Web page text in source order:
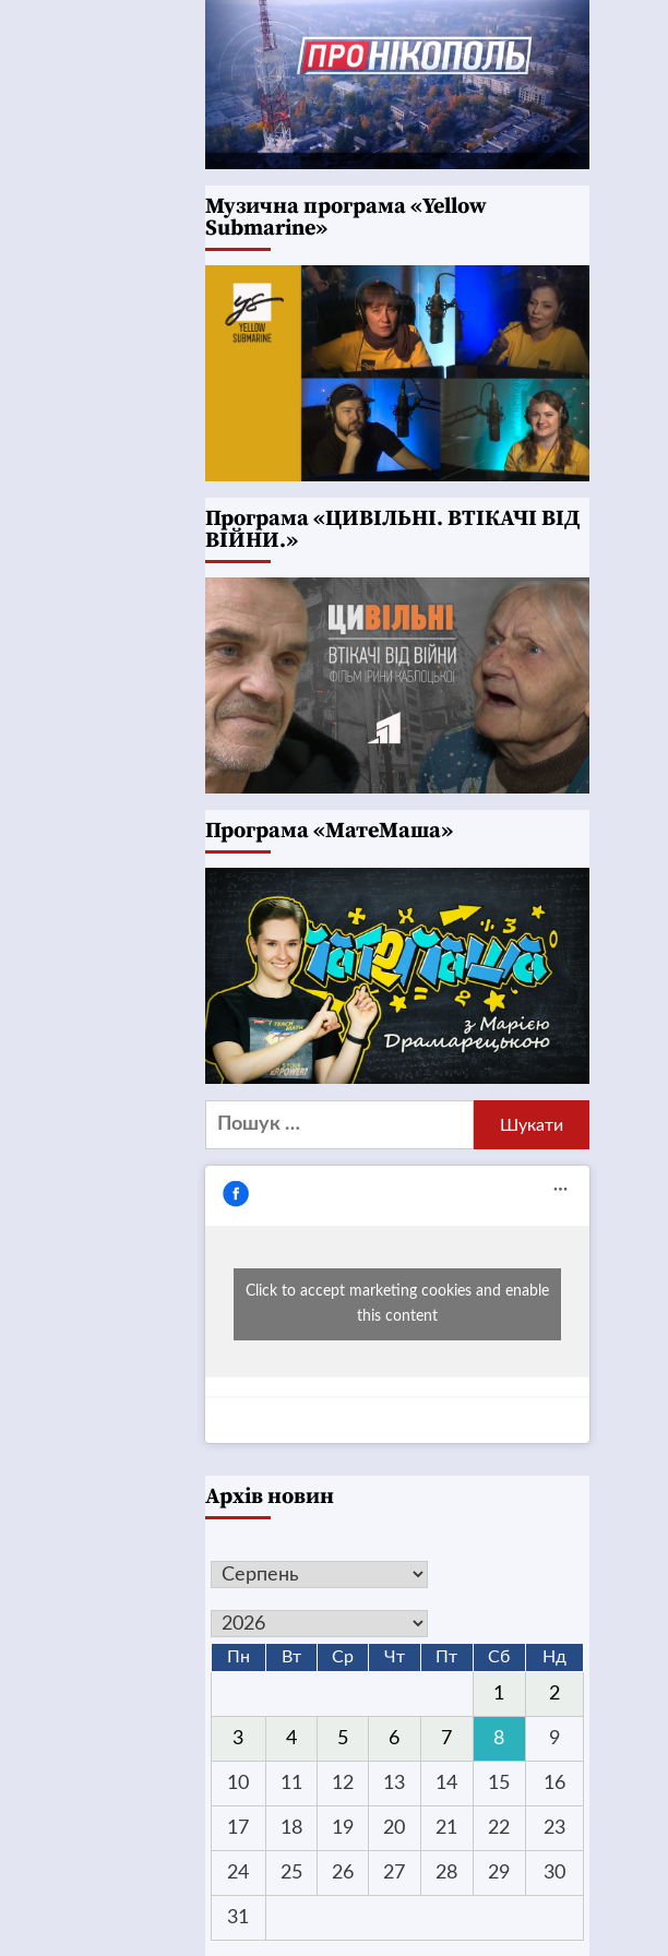
Музична програма «Yellow
Submarine»
Програма «ЦИВІЛЬНІ. ВТІКАЧІ ВІД
ВІЙНИ.»
Програма «МатеМаша»
Пошук:
Click to accept marketing cookies and enable
this content
Архів новин
Пн Вт Ср Чт Пт Сб Нд
1 2
3 4 5 6 7 8 9
10 11 12 13 14 15 16
17 18 19 20 21 22 23
24 25 26 27 28 29 30
31